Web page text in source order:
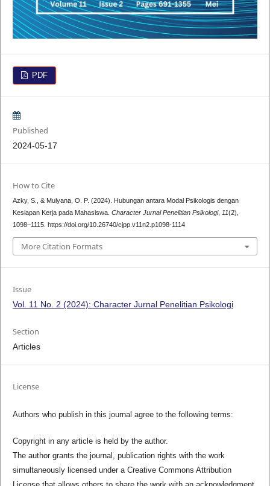
PDF
Published
2024-05-17
How to Cite
Azky, S., & Mulyana, O. P. (2024). Hubungan antara Modal Psikologis dengan
Kesiapan Kerja pada Mahasiswa. Character Jurnal Penelitian Psikologi, 11(2),
1098–1115. https://doi.org/10.26740/cjpp.v11n2.p1098-1114
More Citation Formats
Issue
Vol. 11 No. 2 (2024): Character Jurnal Penelitian Psikologi
Section
Articles
License
Authors who publish in this journal agree to the following terms:
Copyright in any article is held by the author.
The author grants the journal, publication rights with the work
simultaneously licensed under a Creative Commons Attribution